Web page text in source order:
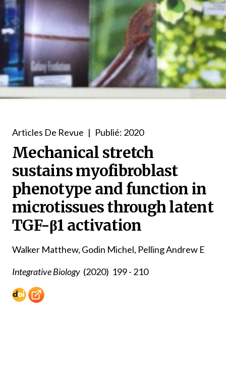
Articles De Revue | Publié: 2020
Mechanical stretch
sustains myofibroblast
phenotype and function in
microtissues through latent
TGF-β1 activation
Walker Matthew, Godin Michel, Pelling Andrew E
Integrative Biology (2020) 199 - 210